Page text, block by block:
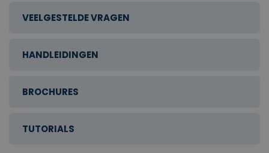
VEELGESTELDE VRAGEN
HANDLEIDINGEN
BROCHURES
TUTORIALS